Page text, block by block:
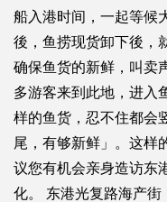
船入港时间，一起等候
後，鱼捞现货卸下後，
确保鱼货的新鲜，叫卖
多游客来到此地，进入
样的鱼货，忍不住都会
尾，有够新鲜」。这样
议您有机会亲身造访东
化。 东港光复路海产